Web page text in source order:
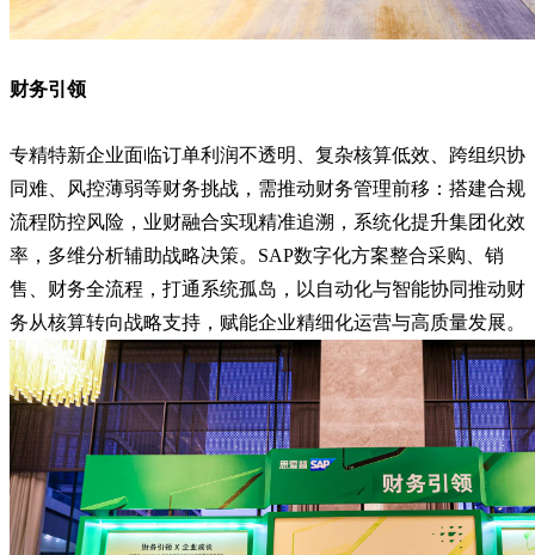
财务引领
专精特新企业面临订单利润不透明、复杂核算低效、跨组织协
同难、风控薄弱等财务挑战，需推动财务管理前移：搭建合规
流程防控风险，业财融合实现精准追溯，系统化提升集团化效
率，多维分析辅助战略决策。SAP数字化方案整合采购、销
售、财务全流程，打通系统孤岛，以自动化与智能协同推动财
务从核算转向战略支持，赋能企业精细化运营与高质量发展。